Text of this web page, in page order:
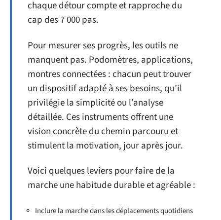
chaque détour compte et rapproche du
cap des 7 000 pas.
Pour mesurer ses progrès, les outils ne
manquent pas. Podomètres, applications,
montres connectées : chacun peut trouver
un dispositif adapté à ses besoins, qu’il
privilégie la simplicité ou l’analyse
détaillée. Ces instruments offrent une
vision concrète du chemin parcouru et
stimulent la motivation, jour après jour.
Voici quelques leviers pour faire de la
marche une habitude durable et agréable :
Inclure la marche dans les déplacements quotidiens